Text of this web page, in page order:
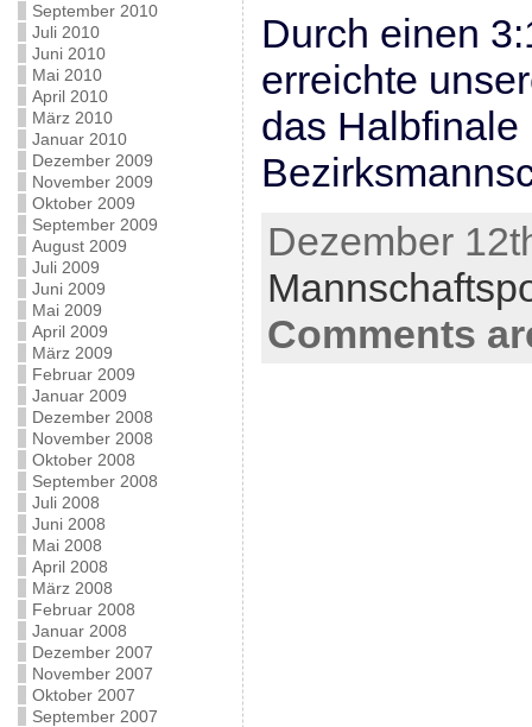
September 2010
Juli 2010
Juni 2010
Mai 2010
April 2010
März 2010
Januar 2010
Dezember 2009
November 2009
Oktober 2009
September 2009
August 2009
Juli 2009
Juni 2009
Mai 2009
April 2009
März 2009
Februar 2009
Januar 2009
Dezember 2008
November 2008
Oktober 2008
September 2008
Juli 2008
Juni 2008
Mai 2008
April 2008
März 2008
Februar 2008
Januar 2008
Dezember 2007
November 2007
Oktober 2007
September 2007
Durch einen
erreichte
das Halbfinale
Dezember
Comments